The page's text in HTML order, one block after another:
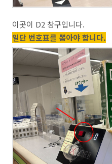
이곳이 D2 창구입니다.
일단 번호표를 뽑아야 합니다.